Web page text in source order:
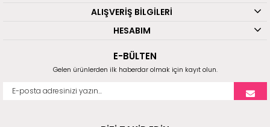
ALIŞVERİŞ BİLGİLERİ
HESABIM
E-BÜLTEN
Gelen ürünlerden ilk haberdar olmak için kayıt olun.